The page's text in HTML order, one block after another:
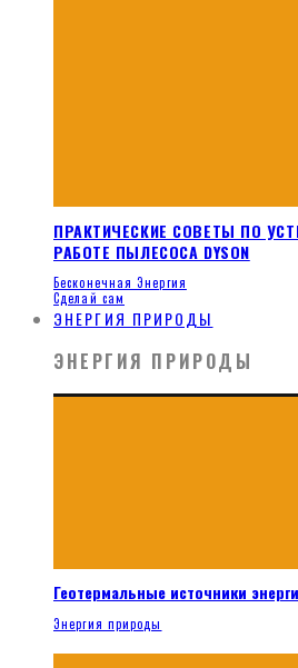
ПРАКТИЧЕСКИЕ СОВЕТЫ ПО
РАБОТЕ ПЫЛЕСОСА DYSON
Бесконечная Энергия
Сделай сам
ЭНЕРГИЯ ПРИРОДЫ
ЭНЕРГИЯ ПРИРОДЫ
Геотермальные источники
Энергия природы